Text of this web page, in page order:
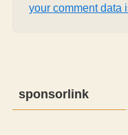
your comment data
sponsorlink